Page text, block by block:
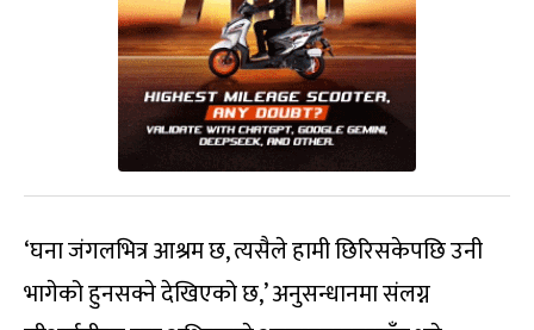
‘घना जंगलभित्र आश्रम छ, त्यसैले हामी छिरिसकेपछि उनी
भागेको हुनसक्ने देखिएको छ,’ अनुसन्धानमा संलग्न